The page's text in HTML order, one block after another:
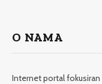
O NAMA
Internet portal fokusiran